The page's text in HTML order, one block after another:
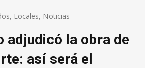
, Locales, Noticias
adjudicó la obra de
así será el